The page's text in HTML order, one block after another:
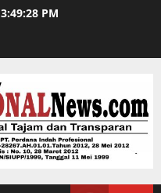
3:49:29 PM